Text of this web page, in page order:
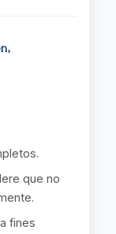
que no
fines